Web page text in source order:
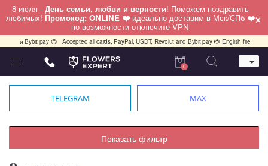
8 июля - День семьи, любви и верности! Поможем поздравить
любимых! Промокод: ONLINE ❤️ идеально доставим в Мск/СПб ❤️
по возможности отключите VPN ×
и Bybit pay 😊 Accepted all cards, PayPal, USDT, Revolut and Bybit pay 💳 English friendly
Телефон
+7 (495) 982-55-05
Москва, Бауманская 20 стр 7
работаем круглосуточно
0
TELEGRAM MAX
Показать фильтр